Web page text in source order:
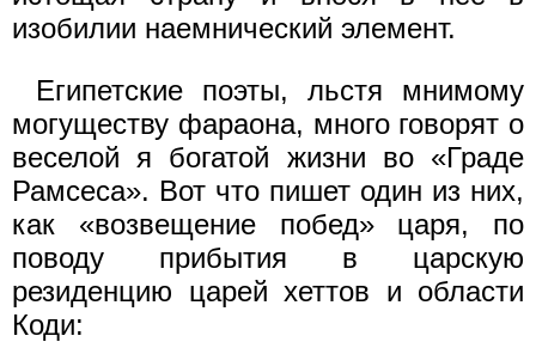
изобилии наемнический элемент.
Египетские поэты, льстя мнимому
могуществу фараона, много говорят о
веселой я богатой жизни во «Граде
Рамсеса». Вот что пишет один из них,
как «возвещение побед» царя, по
поводу прибытия в царскую
резиденцию царей хеттов и области
Коди: